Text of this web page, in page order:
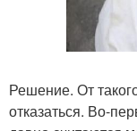
Решение. От
отказаться. Во-